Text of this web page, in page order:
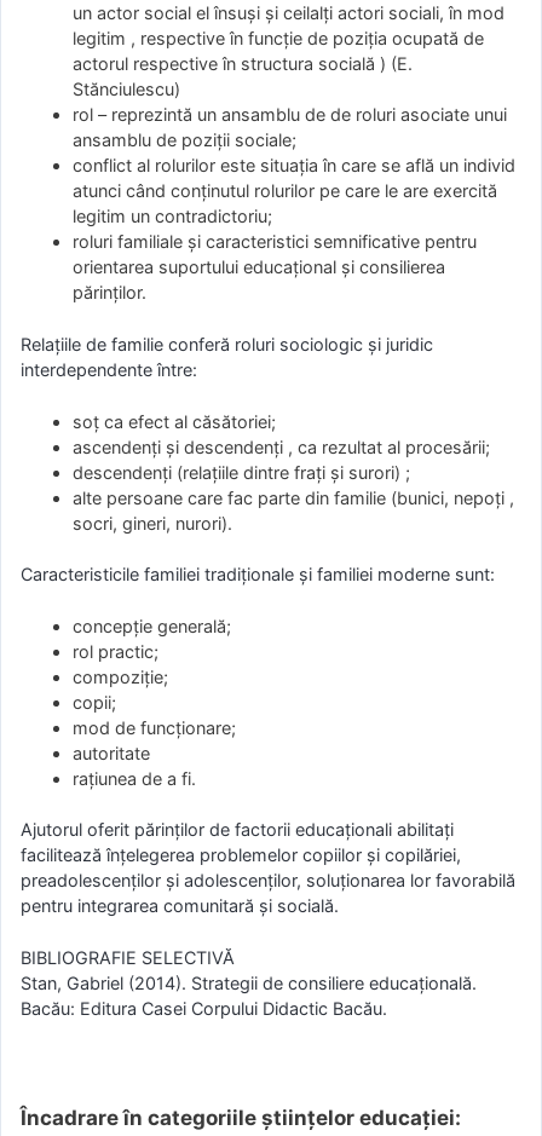
un actor social el însuși și ceilalți actori sociali, în mod
legitim , respective în funcție de poziția ocupată de
actorul respective în structura socială ) (E.
Stănciulescu)
rol – reprezintă un ansamblu de de roluri asociate unui
ansamblu de poziții sociale;
conflict al rolurilor este situația în care se află un individ
atunci când conținutul rolurilor pe care le are exercită
legitim un contradictoriu;
roluri familiale și caracteristici semnificative pentru
orientarea suportului educațional și consilierea
părinților.
Relațiile de familie conferă roluri sociologic și juridic
interdependente între:
soț ca efect al căsătoriei;
ascendenți și descendenți , ca rezultat al procesării;
descendenți (relațiile dintre frați și surori) ;
alte persoane care fac parte din familie (bunici, nepoți ,
socri, gineri, nurori).
Caracteristicile familiei tradiționale și familiei moderne sunt:
concepție generală;
rol practic;
compoziție;
copii;
mod de funcționare;
autoritate
rațiunea de a fi.
Ajutorul oferit părinților de factorii educaționali abilitați
facilitează înțelegerea problemelor copiilor și copilăriei,
preadolescenților și adolescenților, soluționarea lor favorabilă
pentru integrarea comunitară și socială.
BIBLIOGRAFIE SELECTIVĂ
Stan, Gabriel (2014). Strategii de consiliere educațională.
Bacău: Editura Casei Corpului Didactic Bacău.
Încadrare în categoriile științelor educației: